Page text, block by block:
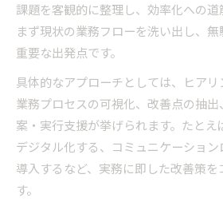
ローマ字・かな表記の使い
例
和束町コンサル向け正確な
社内資料作成に必要な和束
コンサル分析で重視される
企業探しが捗る和束町の読み方
コンサル選びで誤りやすい
課題を客観的に整理し、効率化への道
まず現状の業務フローを洗い出し、
重要な出発点です。
具体的なアプローチとしては、ヒアリ
業務プロセスの可視化、改善点の抽
案・実行支援が挙げられます。たとえ
デジタル化する、コミュニケーショ
導入するなど、実務に即した改善策を
す。